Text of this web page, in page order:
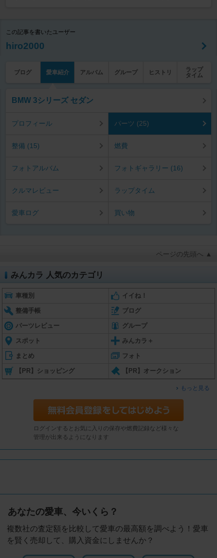
この記事を書いたユーザー
hiro2000
ブログ 愛車紹介 アルバム グループ ヒストリ
ラップ
タイム
BMW 3シリーズ セダン
プロフィール パーツ (25)
整備 (15) 燃費
フォトアルバム フォトギャラリー (16)
クルマレビュー ラップタイム
愛車ログ 買い物
ページの先頭へ ▲
みんカラ 人気のカテゴリ
車種別 イイね！
整備手帳 ブログ
パーツレビュー グループ
スポット みんカラ＋
まとめ フォト
【PR】ショッピング 【PR】オークション
もっと見る
ログインするとお気に入りの保存や燃費記録など様々な
管理が出来るようになります
あなたの愛車、今いくら？
複数社の査定額を比較して愛車の最高額を調べよう！愛車
を賢く売却して、購入資金にしませんか？